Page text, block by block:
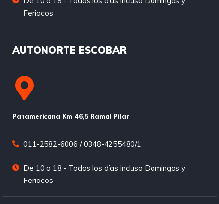
Feriados
AUTONORTE ESCOBAR
Panamericana Km 46,5 Ramal Pilar
011-2582-6006 / 0348-4255480/1
De 10 a 18 - Todos los días incluso Domingos y
Feriados